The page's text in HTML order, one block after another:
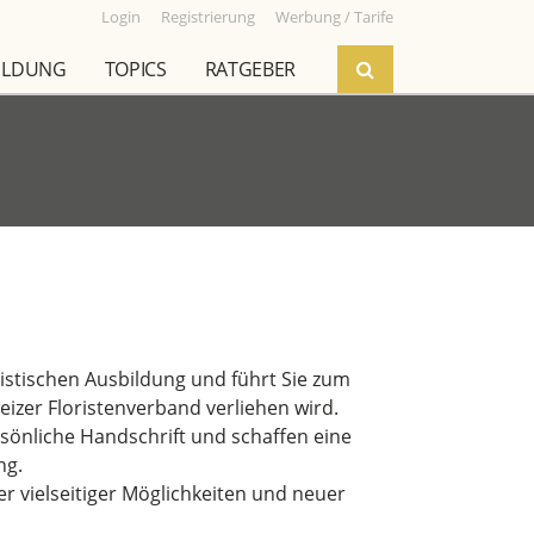
Login Registrierung Werbung / Tarife
TOPICS RATGEBER
Ausbildung und führt Sie zum
Floristenverband verliehen wird.
Handschrift und schaffen eine
vielseitiger Möglichkeiten und neuer